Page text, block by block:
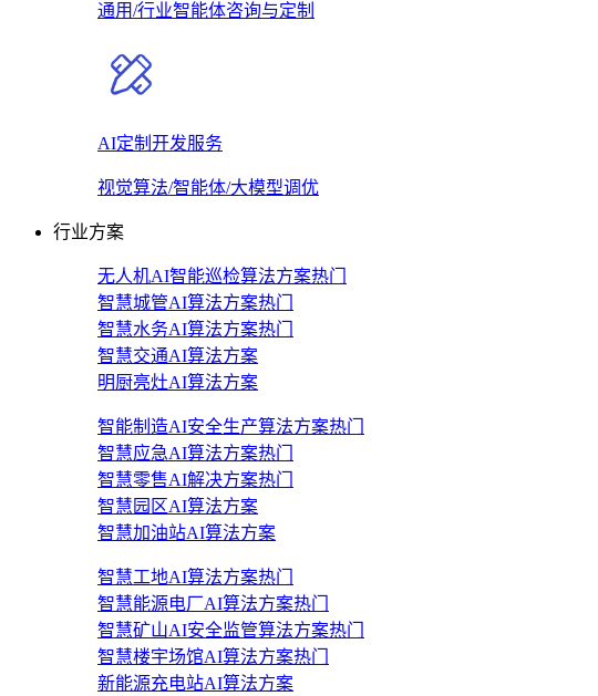
通用/行业智能体咨询与定制
AI定制开发服务
视觉算法/智能体/大模型调优
行业方案
无人机AI智能巡检算法方案热门
智慧城管AI算法方案热门
智慧水务AI算法方案热门
智慧交通AI算法方案
明厨亮灶AI算法方案
智能制造AI安全生产算法方案热门
智慧应急AI算法方案热门
智慧零售AI解决方案热门
智慧园区AI算法方案
智慧加油站AI算法方案
智慧工地AI算法方案热门
智慧能源电厂AI算法方案热门
智慧矿山AI安全监管算法方案热门
智慧楼宇场馆AI算法方案热门
新能源充电站AI算法方案